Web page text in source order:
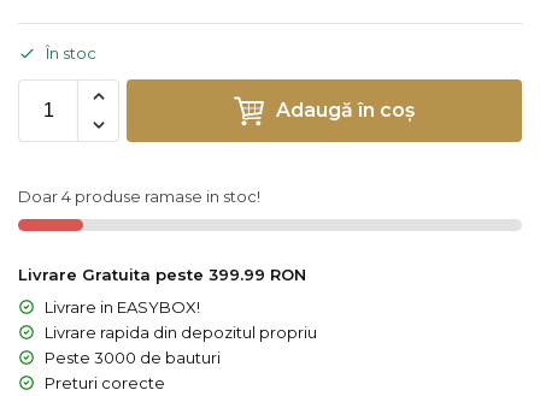
Livrare Gratuita peste 399.99 RON
Livrare in EASYBOX!
Livrare rapida din depozitul propriu
Peste 3000 de bauturi
Preturi corecte
În stoc
Adaugă în coș
Doar 4 produse ramase in stoc!